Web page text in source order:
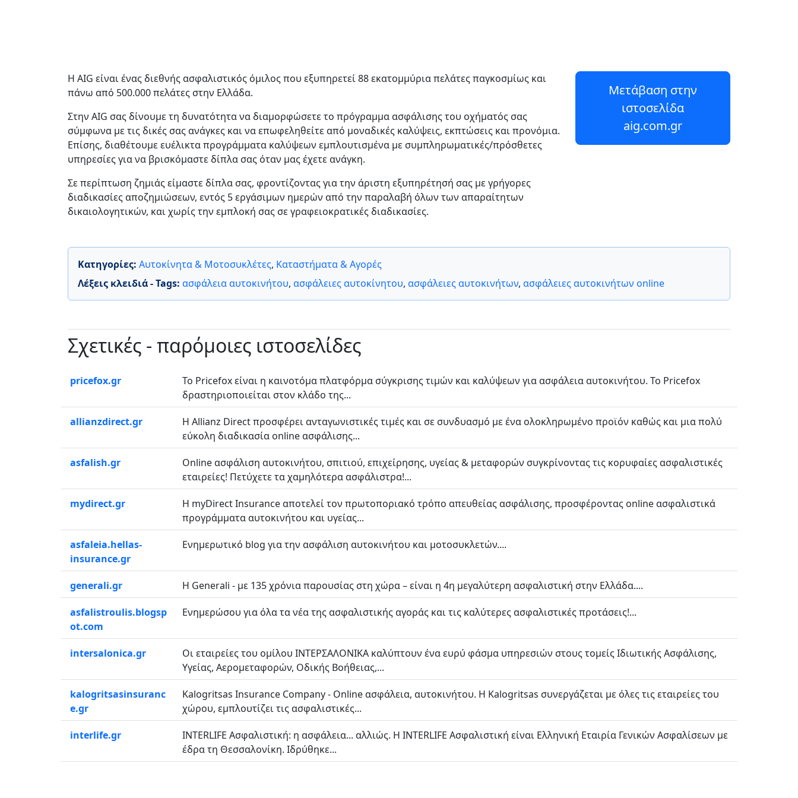
Η AIG είναι ένας διεθνής ασφαλιστικός όμιλος που εξυπηρετεί 88 εκατομμύρια πελάτες παγκοσμίως και
πάνω από 500.000 πελάτες στην Ελλάδα.
Στην AIG σας δίνουμε τη δυνατότητα να διαμορφώσετε το πρόγραμμα ασφάλισης του οχήματός σας
σύμφωνα με τις δικές σας ανάγκες και να επωφεληθείτε από μοναδικές καλύψεις, εκπτώσεις και προνόμια.
Επίσης, διαθέτουμε ευέλικτα προγράμματα καλύψεων εμπλουτισμένα με συμπληρωματικές/πρόσθετες
υπηρεσίες για να βρισκόμαστε δίπλα σας όταν μας έχετε ανάγκη.
Σε περίπτωση ζημιάς είμαστε δίπλα σας, φροντίζοντας για την άριστη εξυπηρέτησή σας με γρήγορες
διαδικασίες αποζημιώσεων, εντός 5 εργάσιμων ημερών από την παραλαβή όλων των απαραίτητων
δικαιολογητικών, και χωρίς την εμπλοκή σας σε γραφειοκρατικές διαδικασίες.
Μετάβαση στην
ιστοσελίδα
aig.com.gr
Κατηγορίες: Αυτοκίνητα & Μοτοσυκλέτες, Καταστήματα & Αγορές
Λέξεις κλειδιά - Tags: ασφάλεια αυτοκινήτου, ασφάλειες αυτοκίνητου, ασφάλειες αυτοκινήτων, ασφάλειες αυτοκινήτων online
Σχετικές - παρόμοιες ιστοσελίδες
pricefox.gr
Το Pricefox είναι η καινοτόμα πλατφόρμα σύγκρισης τιμών και καλύψεων για ασφάλεια αυτοκινήτου. Το Pricefox
δραστηριοποιείται στον κλάδο της...
allianzdirect.gr
Η Allianz Direct προσφέρει ανταγωνιστικές τιμές και σε συνδυασμό με ένα ολοκληρωμένο προϊόν καθώς και μια πολύ
εύκολη διαδικασία online ασφάλισης...
asfalish.gr
Online ασφάλιση αυτοκινήτου, σπιτιού, επιχείρησης, υγείας & μεταφορών συγκρίνοντας τις κορυφαίες ασφαλιστικές
εταιρείες! Πετύχετε τα χαμηλότερα ασφάλιστρα!...
mydirect.gr
Η myDirect Insurance αποτελεί τον πρωτοποριακό τρόπο απευθείας ασφάλισης, προσφέροντας online ασφαλιστικά
προγράμματα αυτοκινήτου και υγείας...
asfaleia.hellas-
insurance.gr
Ενημερωτικό blog για την ασφάλιση αυτοκινήτου και μοτοσυκλετών....
generali.gr Η Generali - με 135 χρόνια παρουσίας στη χώρα – είναι η 4η μεγαλύτερη ασφαλιστική στην Ελλάδα....
asfalistroulis.blogsp
ot.com
Ενημερώσου για όλα τα νέα της ασφαλιστικής αγοράς και τις καλύτερες ασφαλιστικές προτάσεις!...
intersalonica.gr
Οι εταιρείες του ομίλου ΙΝΤΕΡΣΑΛΟΝΙΚΑ καλύπτουν ένα ευρύ φάσμα υπηρεσιών στους τομείς Ιδιωτικής Ασφάλισης,
Υγείας, Αερομεταφορών, Οδικής Βοήθειας,...
kalogritsasinsuranc
e.gr
Kalogritsas Insurance Company - Online ασφάλεια, αυτοκινήτου. Η Kalogritsas συνεργάζεται με όλες τις εταιρείες του
χώρου, εμπλουτίζει τις ασφαλιστικές...
interlife.gr
INTERLIFE Ασφαλιστική: η ασφάλεια... αλλιώς. Η INTERLIFE Ασφαλιστική είναι Ελληνική Εταιρία Γενικών Ασφαλίσεων με
έδρα τη Θεσσαλονίκη. Ιδρύθηκε...